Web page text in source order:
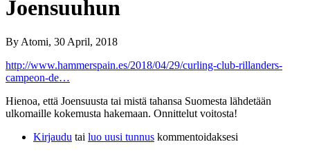
Joensuuhun
By Atomi, 30 April, 2018
http://www.hammerspain.es/2018/04/29/curling-club-rillanders-
campeon-de…
Hienoa, että Joensuusta tai mistä tahansa Suomesta lähdetään
ulkomaille kokemusta hakemaan. Onnittelut voitosta!
Kirjaudu tai luo uusi tunnus kommentoidaksesi